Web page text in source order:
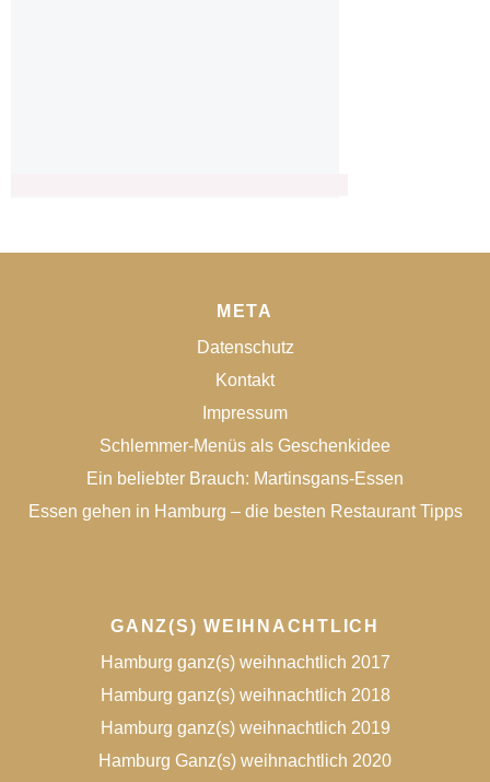
META
Datenschutz
Kontakt
Impressum
Schlemmer-Menüs als Geschenkidee
Ein beliebter Brauch: Martinsgans-Essen
Essen gehen in Hamburg – die besten Restaurant Tipps
GANZ(S) WEIHNACHTLICH
Hamburg ganz(s) weihnachtlich 2017
Hamburg ganz(s) weihnachtlich 2018
Hamburg ganz(s) weihnachtlich 2019
Hamburg Ganz(s) weihnachtlich 2020